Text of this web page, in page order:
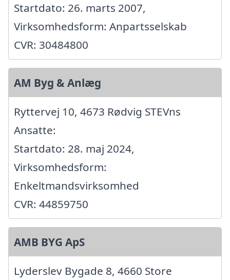
Startdato: 26. marts 2007,
Virksomhedsform: Anpartsselskab
CVR: 30484800
AM Byg & Anlæg
Ryttervej 10, 4673 Rødvig STEVns
Ansatte:
Startdato: 28. maj 2024,
Virksomhedsform:
Enkeltmandsvirksomhed
CVR: 44859750
AMB BYG ApS
Lyderslev Bygade 8, 4660 Store